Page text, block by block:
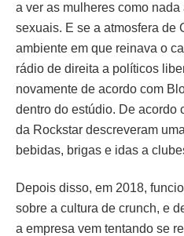
a ver as mulheres como
sexuais. E se a atmosfera de
ambiente em que reinava o
rádio de direita a políticos
novamente de acordo com
dentro do estúdio. De acordo
da Rockstar descreveram
bebidas, brigas e idas a
Depois disso, em 2018,
sobre a cultura de crunch, e
a empresa vem tentando se